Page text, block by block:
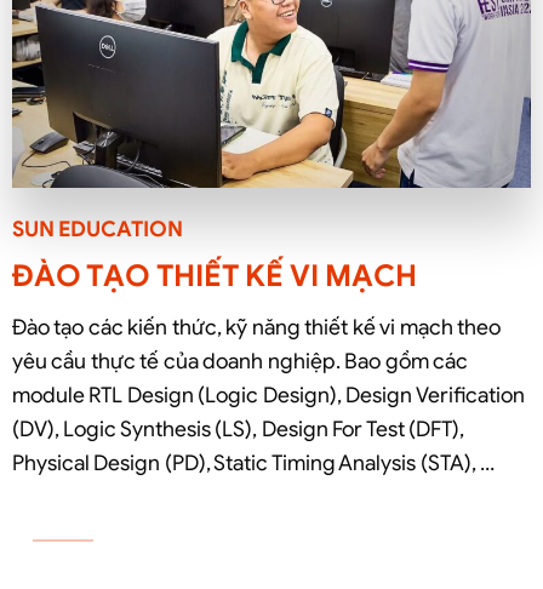
SUN EDUCATION
ĐÀO TẠO THIẾT KẾ VI MẠCH
Đào tạo các kiến thức, kỹ năng thiết kế vi mạch theo
yêu cầu thực tế của doanh nghiệp. Bao gồm các
module RTL Design (Logic Design), Design Verification
(DV), Logic Synthesis (LS), Design For Test (DFT),
Physical Design (PD), Static Timing Analysis (STA), …